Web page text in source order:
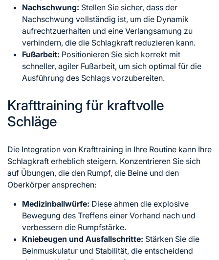
Nachschwung: Stellen Sie sicher, dass der
Nachschwung vollständig ist, um die Dynamik
aufrechtzuerhalten und eine Verlangsamung zu
verhindern, die die Schlagkraft reduzieren kann.
Fußarbeit: Positionieren Sie sich korrekt mit
schneller, agiler Fußarbeit, um sich optimal für die
Ausführung des Schlags vorzubereiten.
Krafttraining für kraftvolle
Schläge
Die Integration von Krafttraining in Ihre Routine kann Ihre
Schlagkraft erheblich steigern. Konzentrieren Sie sich
auf Übungen, die den Rumpf, die Beine und den
Oberkörper ansprechen:
Medizinballwürfe: Diese ahmen die explosive
Bewegung des Treffens einer Vorhand nach und
verbessern die Rumpfstärke.
Kniebeugen und Ausfallschritte: Stärken Sie die
Beinmuskulatur und Stabilität, die entscheidend